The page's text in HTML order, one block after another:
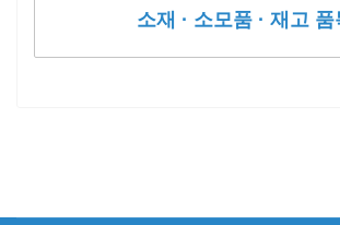
소재 · 소모품 · 재고 품